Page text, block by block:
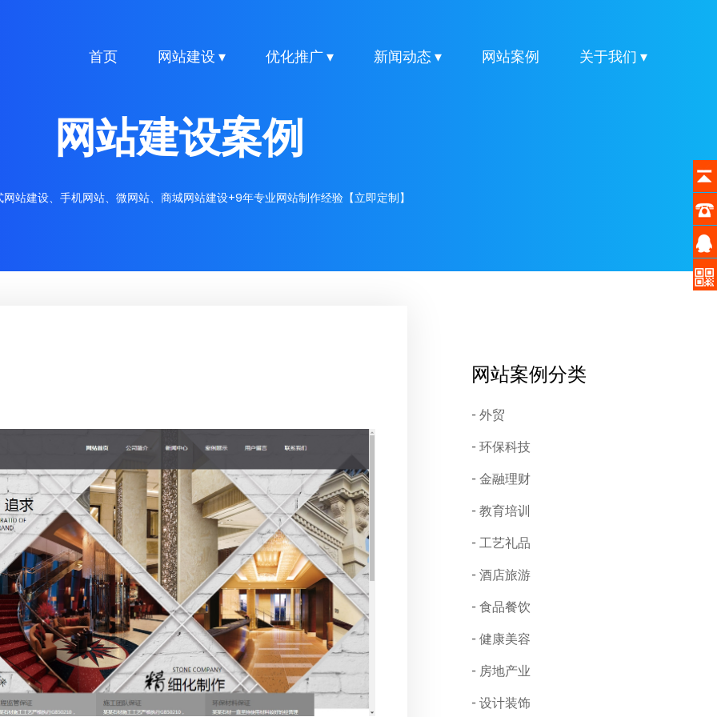
首页 网站建设 ▾ 优化推广 ▾ 新闻动态 ▾ 网站案例 关于我们 ▾
网站建设案例
站建设、手机网站、微网站、商城网站建设+9年专业网站制作经验【立即定制】
网站案例分类
外贸
环保科技
金融理财
教育培训
工艺礼品
酒店旅游
食品餐饮
健康美容
房地产业
设计装饰